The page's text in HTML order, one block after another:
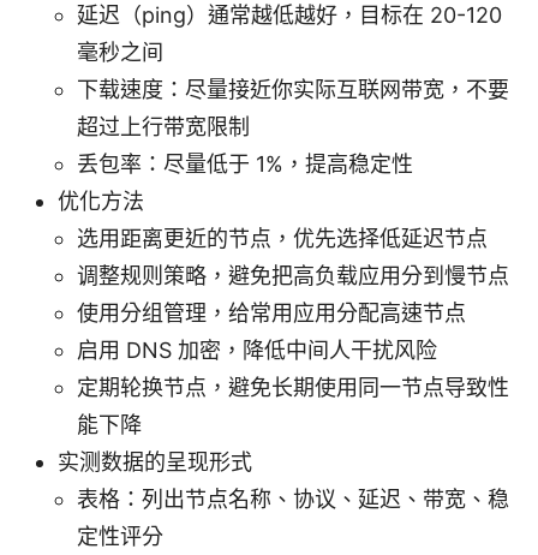
延迟（ping）通常越低越好，目标在 20-120
毫秒之间
下载速度：尽量接近你实际互联网带宽，不要
超过上行带宽限制
丢包率：尽量低于 1%，提高稳定性
优化方法
选用距离更近的节点，优先选择低延迟节点
调整规则策略，避免把高负载应用分到慢节点
使用分组管理，给常用应用分配高速节点
启用 DNS 加密，降低中间人干扰风险
定期轮换节点，避免长期使用同一节点导致性
能下降
实测数据的呈现形式
表格：列出节点名称、协议、延迟、带宽、稳
定性评分